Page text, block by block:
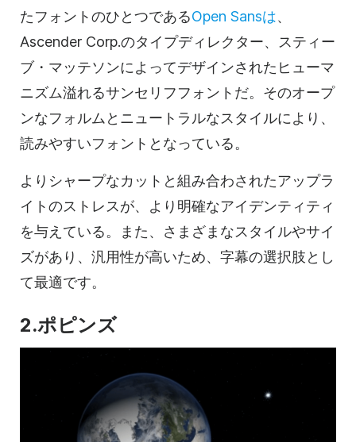
たフォントのひとつであるOpen Sansは、
Ascender Corp.のタイプディレクター、スティー
ブ・マッテソンによってデザインされたヒューマ
ニズム溢れるサンセリフフォントだ。そのオープ
ンなフォルムとニュートラルなスタイルにより、
読みやすいフォントとなっている。
よりシャープなカットと組み合わされたアップラ
イトのストレスが、より明確なアイデンティティ
を与えている。また、さまざまなスタイルやサイ
ズがあり、汎用性が高いため、字幕の選択肢とし
て最適です。
2.ポピンズ